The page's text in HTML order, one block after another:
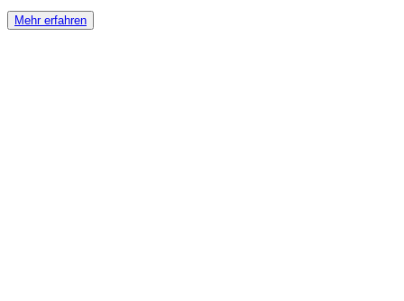
Mehr erfahren